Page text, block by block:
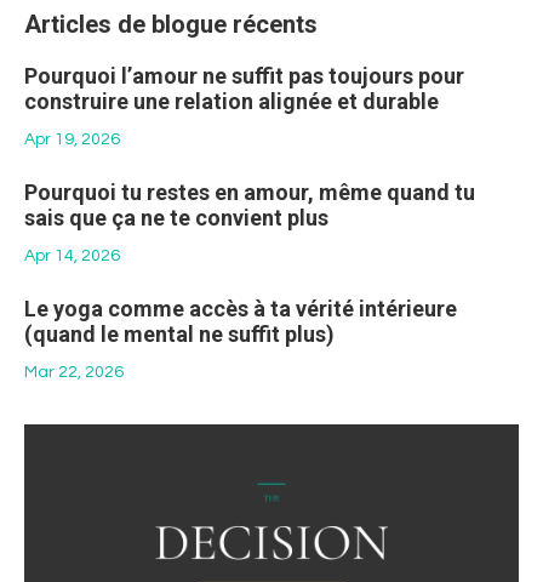
Articles de blogue récents
Pourquoi l’amour ne suffit pas toujours pour
construire une relation alignée et durable
Apr 19, 2026
Pourquoi tu restes en amour, même quand tu
sais que ça ne te convient plus
Apr 14, 2026
Le yoga comme accès à ta vérité intérieure
(quand le mental ne suffit plus)
Mar 22, 2026